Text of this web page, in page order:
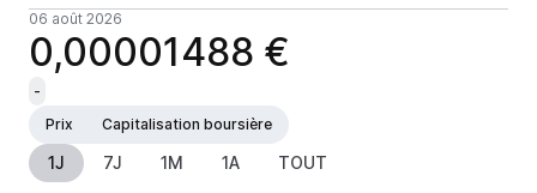
06 août 2026
0,00001488 €
-
Prix
Capitalisation boursière
1J 7J 1M 1A TOUT